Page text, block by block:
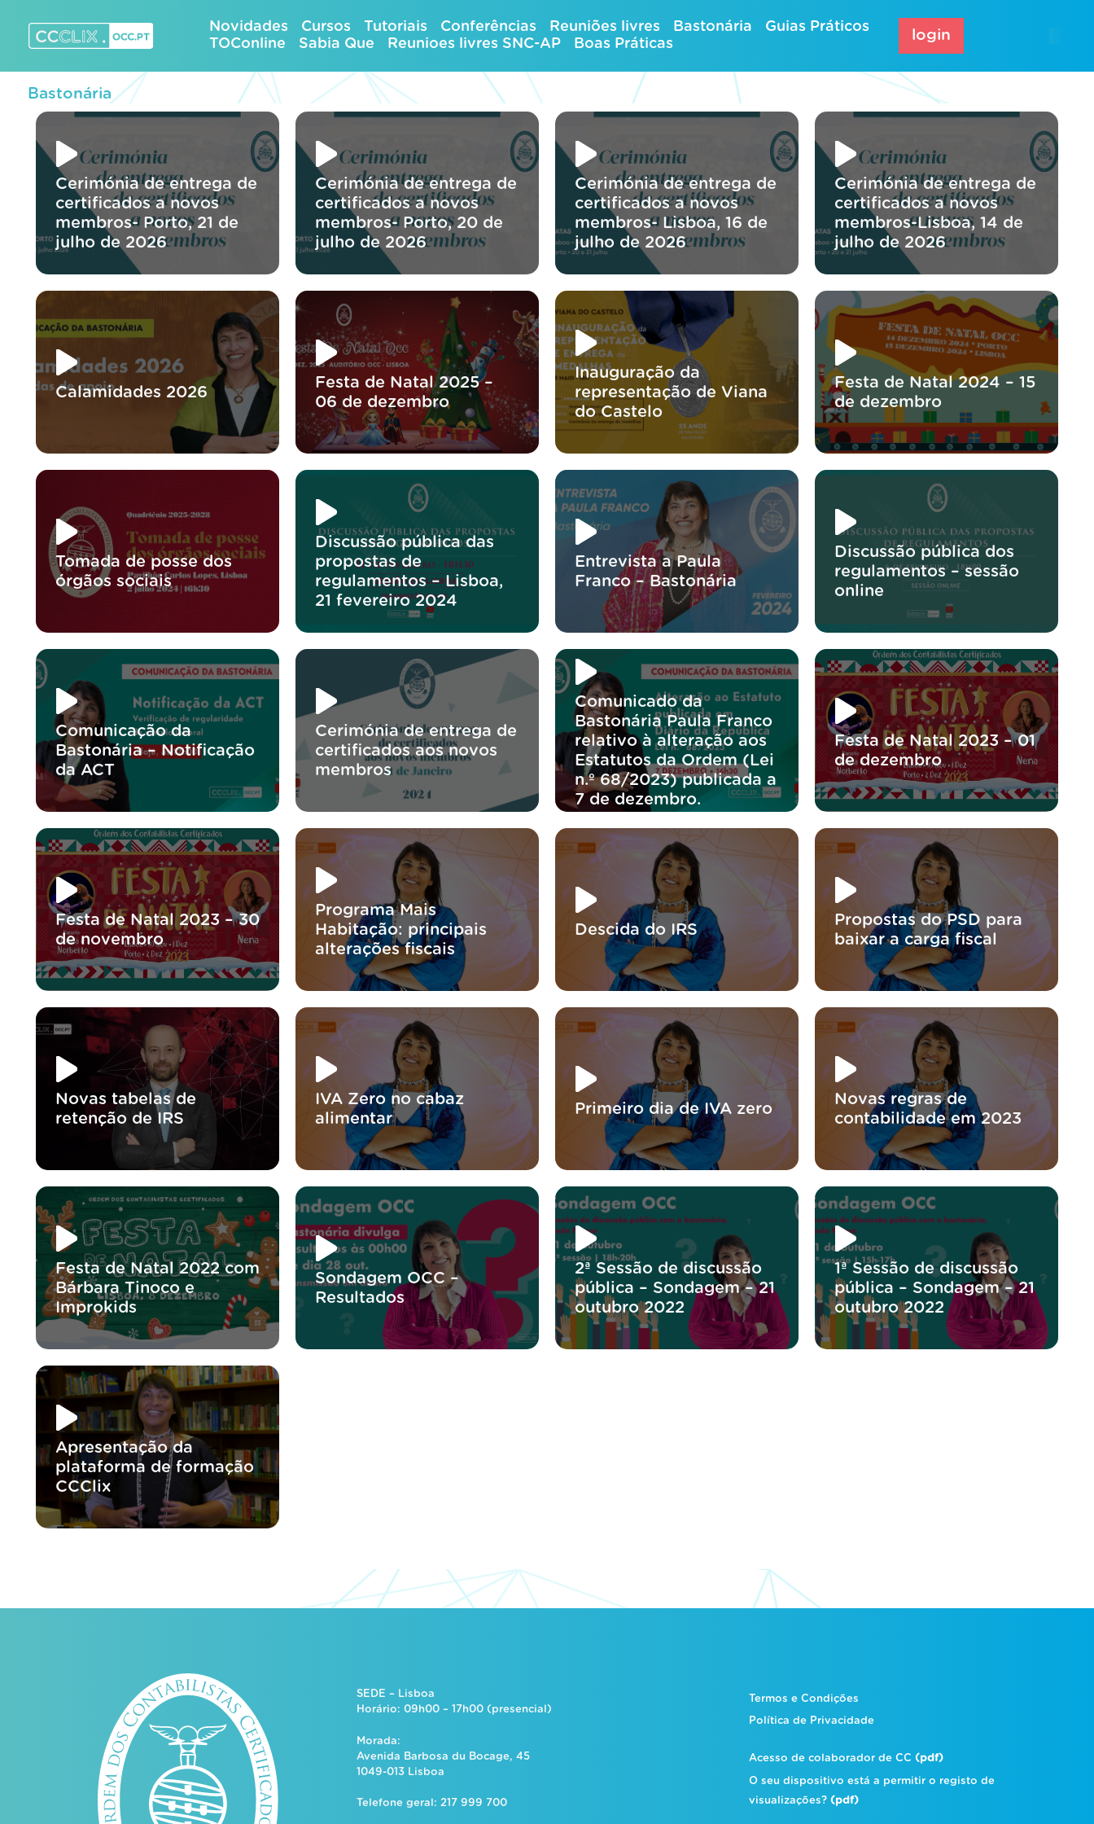
content
Novidades Cursos Tutoriais Conferências Reuniões livres Bastonária
Guias Práticos
TOConline
Sabia Que Reunioes livres SNC-AP Boas Práticas
login
Bastonária
Cerimónia de entrega de
certificados a novos
membros- Porto, 21 de
julho de 2026
Cerimónia de entrega de
certificados a novos
membros- Porto, 20 de
julho de 2026
Cerimónia de entrega de
certificados a novos
membros- Lisboa, 16 de
julho de 2026
Cerimónia de entrega de
certificados a novos
membros-Lisboa, 14 de
julho de 2026
Calamidades 2026
Festa de Natal 2025 –
06 de dezembro
Inauguração da
representação de Viana
do Castelo
Festa de Natal 2024 – 15
de dezembro
Tomada de posse dos
órgãos sociais
Discussão pública das
propostas de
regulamentos – Lisboa,
21 fevereiro 2024
Entrevista a Paula
Franco – Bastonária
Discussão pública dos
regulamentos – sessão
online
Comunicação da
Bastonária – Notificação
da ACT
Cerimónia de entrega de
certificados aos novos
membros
Comunicado da
Bastonária Paula Franco
relativo à alteração aos
Estatutos da Ordem (Lei
n.º 68/2023) publicada a
7 de dezembro.
Festa de Natal 2023 – 01
de dezembro
Festa de Natal 2023 – 30
de novembro
Programa Mais
Habitação: principais
alterações fiscais
Descida do IRS
Propostas do PSD para
baixar a carga fiscal
Novas tabelas de
retenção de IRS
IVA Zero no cabaz
alimentar
Primeiro dia de IVA zero
Novas regras de
contabilidade em 2023
Festa de Natal 2022 com
Bárbara Tinoco e
Improkids
Sondagem OCC –
Resultados
2ª Sessão de discussão
pública – Sondagem – 21
outubro 2022
1ª Sessão de discussão
pública – Sondagem – 21
outubro 2022
Apresentação da
plataforma de formação
CCClix
SEDE – Lisboa
Horário: 09h00 – 17h00 (presencial)
Morada:
Avenida Barbosa du Bocage, 45
1049-013 Lisboa
Telefone geral: 217 999 700
Termos e Condições
Política de Privacidade
Acesso de colaborador de CC (pdf)
O seu dispositivo está a permitir o registo de
visualizações? (pdf)